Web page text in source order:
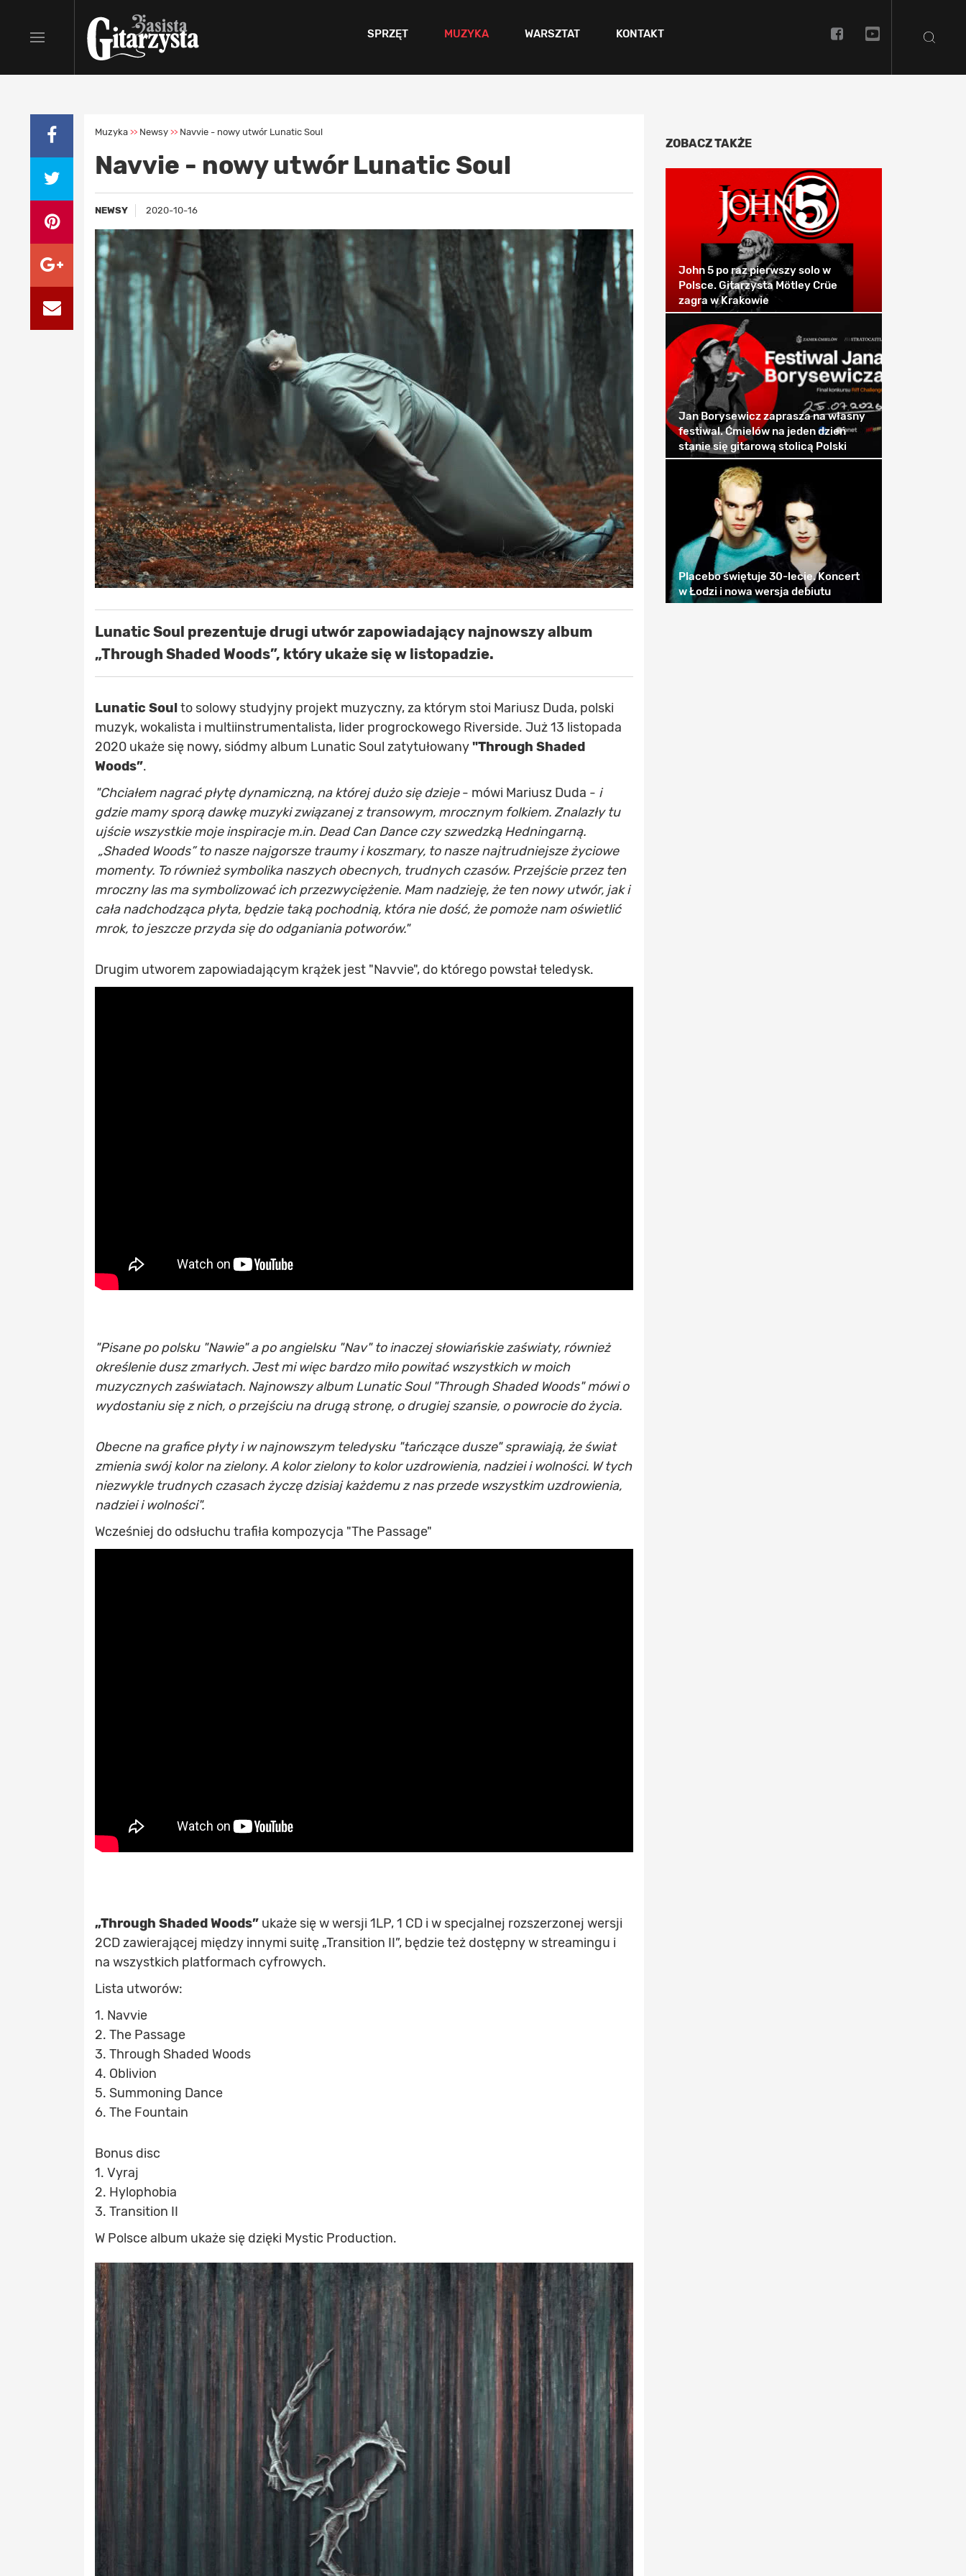
SPRZĘT MUZYKA WARSZTAT KONTAKT
Muzyka >> Newsy >> Navvie - nowy utwór Lunatic Soul
Navvie - nowy utwór Lunatic Soul
NEWSY 2020-10-16
Lunatic Soul prezentuje drugi utwór zapowiadający najnowszy album
„Through Shaded Woods”, który ukaże się w listopadzie.
Lunatic Soulto solowy studyjny projekt muzyczny, za którym stoi Mariusz Duda, polski
muzyk, wokalista i multiinstrumentalista, lider progrockowego Riverside. Już 13 listopada
2020 ukaże się nowy, siódmy album Lunatic Soul zatytułowany"Through Shaded
Woods”.
"Chciałem nagrać płytę dynamiczną, na której dużo się dzieje- mówi Mariusz Duda - i
gdzie mamy sporą dawkę muzyki związanej z transowym, mrocznym folkiem. Znalazły tu
ujście wszystkie moje inspiracje m.in. Dead Can Dance czy szwedzką Hedningarną.
„Shaded Woods” to nasze najgorsze traumy i koszmary, to nasze najtrudniejsze życiowe
momenty. To również symbolika naszych obecnych, trudnych czasów. Przejście przez ten
mroczny las ma symbolizować ich przezwyciężenie. Mam nadzieję, że ten nowy utwór, jak i
cała nadchodząca płyta, będzie taką pochodnią, która nie dość, że pomoże nam oświetlić
mrok, to jeszcze przyda się do odganiania potworów."
Drugim utworem zapowiadającym krążek jest "Navvie", do którego powstał teledysk.
"Pisane po polsku "Nawie" a po angielsku "Nav" to inaczej słowiańskie zaświaty, również
określenie dusz zmarłych. Jest mi więc bardzo miło powitać wszystkich w moich
muzycznych zaświatach. Najnowszy album Lunatic Soul "Through Shaded Woods" mówi o
wydostaniu się z nich, o przejściu na drugą stronę, o drugiej szansie, o powrocie do życia.
Obecne na grafice płyty i w najnowszym teledysku "tańczące dusze" sprawiają, że świat
zmienia swój kolor na zielony. A kolor zielony to kolor uzdrowienia, nadziei i wolności. W tych
niezwykle trudnych czasach życzę dzisiaj każdemu z nas przede wszystkim uzdrowienia,
nadziei i wolności".
Wcześniej do odsłuchu trafiła kompozycja "The Passage"
„Through Shaded Woods” ukaże się w wersji 1LP, 1 CD i w specjalnej rozszerzonej wersji
2CD zawierającej między innymi suitę „Transition II”, będzie też dostępny w streamingu i
na wszystkich platformach cyfrowych.
Lista utworów:
1. Navvie
2. The Passage
3. Through Shaded Woods
4. Oblivion
5. Summoning Dance
6. The Fountain
Bonus disc
1. Vyraj
2. Hylophobia
3. Transition II
W Polsce album ukaże się dzięki Mystic Production.
ZOBACZ TAKŻE
John 5 po raz pierwszy solo w
Polsce. Gitarzysta Mötley Crüe
zagra w Krakowie
Jan Borysewicz zaprasza na własny
festiwal. Ćmielów na jeden dzień
stanie się gitarową stolicą Polski
Placebo świętuje 30-lecie. Koncert
w Łodzi i nowa wersja debiutu